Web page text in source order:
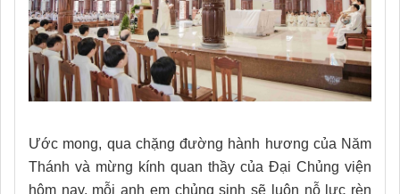
Ước mong, qua chặng đường hành hương của Năm
Thánh và mừng kính quan thầy của Đại Chủng viện
hôm nay, mỗi anh em chủng sinh sẽ luôn nỗ lực rèn